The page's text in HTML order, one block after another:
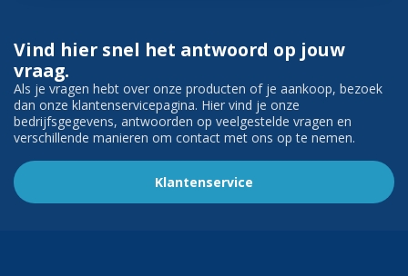
Vind hier snel het antwoord op jouw
vraag.
Als je vragen hebt over onze producten of je aankoop, bezoek
dan onze klantenservicepagina. Hier vind je onze
bedrijfsgegevens, antwoorden op veelgestelde vragen en
verschillende manieren om contact met ons op te nemen.
Klantenservice